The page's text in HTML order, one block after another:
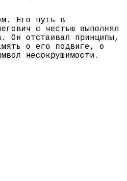
Его путь в
с честью выполнял
Он отстаивал принципы,
о его подвиге, о
несокрушимости.